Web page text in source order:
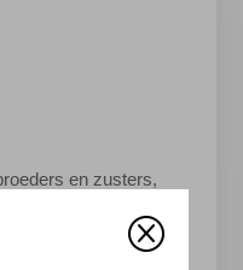
en zusters,
om te pleiten
Q